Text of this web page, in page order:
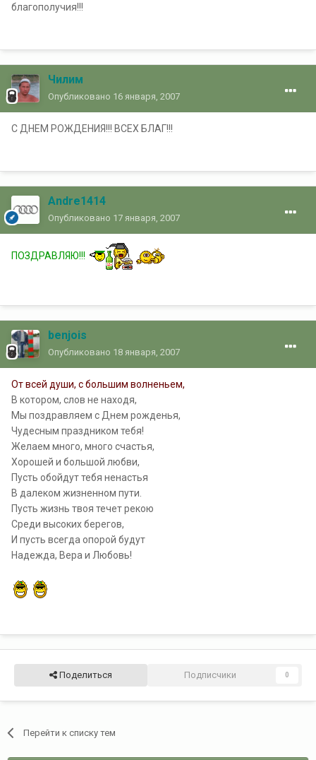
благополучия!!!
Чилим
Опубликовано 16 января, 2007
С ДНЕМ РОЖДЕНИЯ!!! ВСЕХ БЛАГ!!!
Andre1414
Опубликовано 17 января, 2007
ПОЗДРАВЛЯЮ!!!
benjois
Опубликовано 18 января, 2007
От всей души, с большим волненьем,
В котором, слов не находя,
Мы поздравляем с Днем рожденья,
Чудесным праздником тебя!
Желаем много, много счастья,
Хорошей и большой любви,
Пусть обойдут тебя ненастья
В далеком жизненном пути.
Пусть жизнь твоя течет рекою
Среди высоких берегов,
И пусть всегда опорой будут
Надежда, Вера и Любовь!
Поделиться Подписчики 0
Перейти к списку тем